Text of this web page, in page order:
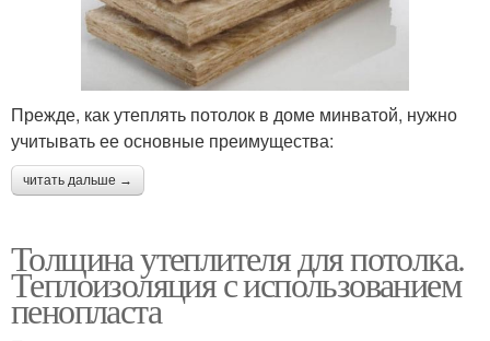
Прежде, как утеплять потолок в доме минватой, нужно
учитывать ее основные преимущества:
читать дальше →
Толщина утеплителя для потолка.
Теплоизоляция с использованием
пенопласта